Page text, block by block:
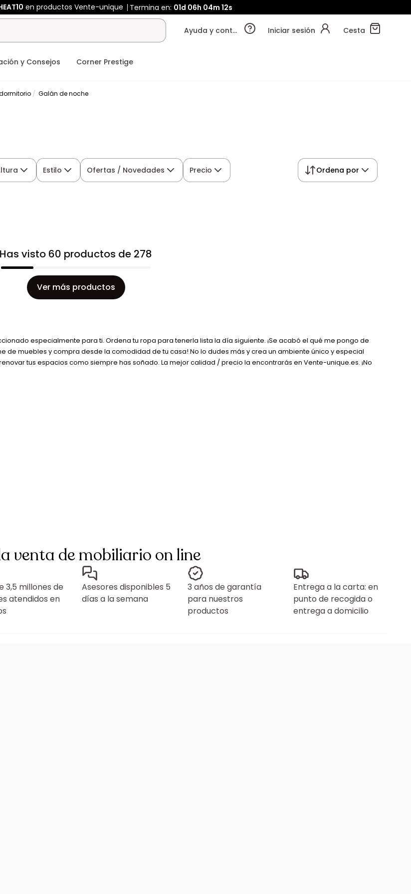
en productos Vente-unique Termina en:01d 06h 04m 11s
Ayuda y contacto Iniciar sesión Cesta
y Consejos Corner Prestige
Galán de noche
Estilo Ofertas / Novedades Precio Ordena por
Has visto 60 productos de 278
Ver más productos
especialmente para ti. Ordena tu ropa para tenerla lista la día siguiente. ¡Se acabó el qué me pongo de
de muebles y compra desde la comodidad de tu casa! No lo dudes más y crea un ambiente único y especial
tus espacios como siempre has soñado. La mejor calidad / precio la encontrarás en Vente-unique.es. ¡No
la venta de mobiliario on line
3,5 millones de
atendidos en
Asesores disponibles 5
días a la semana
3 años de garantía
para nuestros
productos
Entrega a la carta: en
punto de recogida o
entrega a domicilio